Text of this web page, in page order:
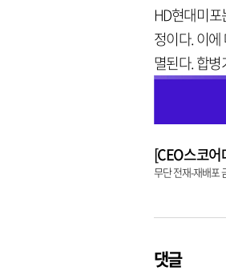
HD현대미
정이다. 이
멸된다. 합
[CEO스코
무단 전재-재배포
댓글